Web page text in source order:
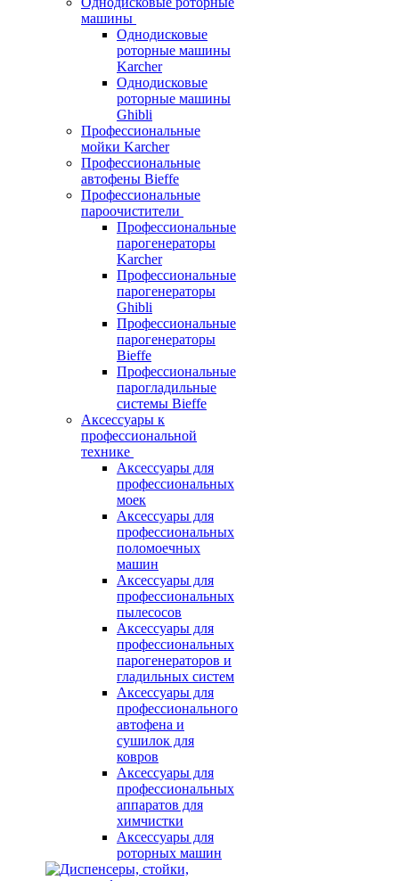
машины
Однодисковые
роторные машины
Karcher
Однодисковые
роторные машины
Ghibli
Профессиональные
мойки Karcher
Профессиональные
автофены Bieffe
Профессиональные
пароочистители
Профессиональные
парогенераторы
Karcher
Профессиональные
парогенераторы
Ghibli
Профессиональные
парогенераторы
Bieffe
Профессиональные
парогладильные
системы Bieffe
Аксессуары к
профессиональной
технике
Аксессуары для
профессиональных
моек
Аксессуары для
профессиональных
поломоечных
машин
Аксессуары для
профессиональных
пылесосов
Аксессуары для
профессиональных
парогенераторов и
гладильных систем
Аксессуары для
профессионального
автофена и
сушилок для
ковров
Аксессуары для
профессиональных
аппаратов для
химчистки
Аксессуары для
роторных машин